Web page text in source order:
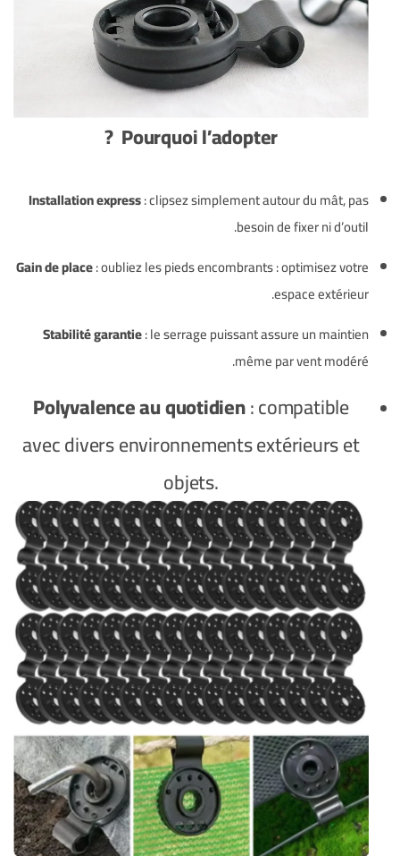
Pourquoi l’adopter ?
Installation express: clipsez simplement autour du mât, pas
besoin de fixer ni d’outil.
Gain de place: oubliez les pieds encombrants : optimisez votre
espace extérieur.
Stabilité garantie: le serrage puissant assure un maintien
même par vent modéré.
Polyvalence au quotidien: compatible
avec divers environnements extérieurs et
objets.